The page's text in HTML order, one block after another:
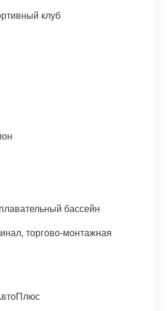
клуб
бассейн
торгово-монтажная